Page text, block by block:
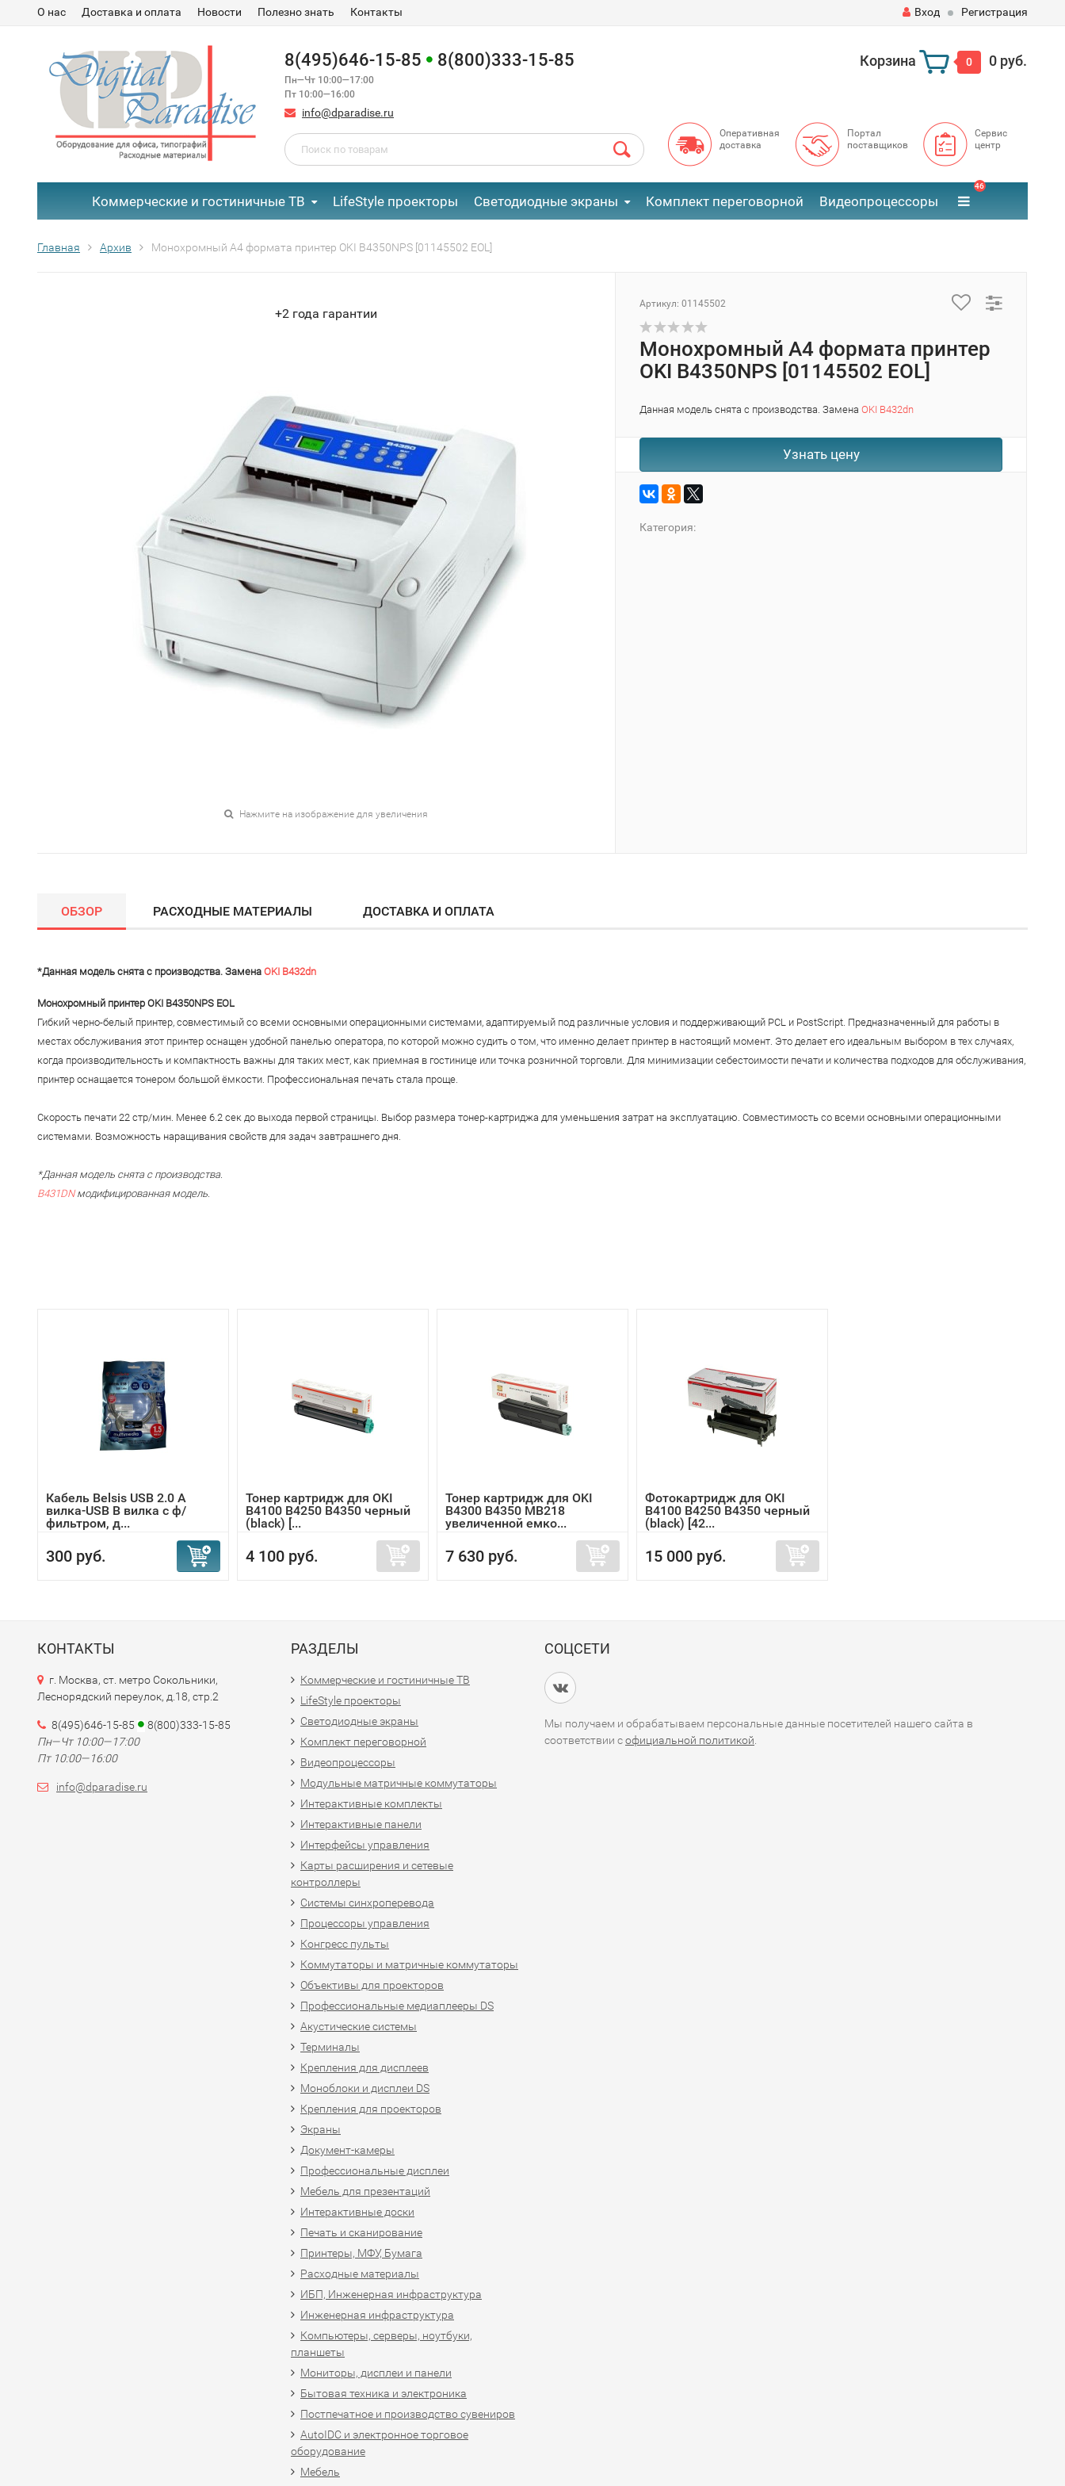
О нас Доставка и оплата Новости Полезно знать Контакты Вход Регистрация
8(495)646-15-85 8(800)333-15-85
Пн—Чт 10:00—17:00
Пт 10:00—16:00
info@dparadise.ru
Корзина 0 0 руб.
Оперативная
доставка
Портал
поставщиков
Сервис
центр
Коммерческие и гостиничные ТВ LifeStyle проекторы Светодиодные экраны Комплект переговорной Видеопроцессоры
46
Главная Архив Монохромный А4 формата принтер OKI B4350NPS [01145502 EOL]
+2 года гарантии
Нажмите на изображение для увеличения
Артикул: 01145502
Монохромный А4 формата принтер
OKI B4350NPS [01145502 EOL]
Данная модель снята с производства. Замена OKI B432dn
Узнать цену
Категория:
ОБЗОР РАСХОДНЫЕ МАТЕРИАЛЫ ДОСТАВКА И ОПЛАТА
*Данная модель снята с производства. Замена OKI B432dn
Монохромный принтер OKI B4350NPS EOL
Гибкий черно-белый принтер, совместимый со всеми основными операционными системами, адаптируемый под различные условия и поддерживающий PCL и PostScript. Предназначенный для работы в
местах обслуживания этот принтер оснащен удобной панелью оператора, по которой можно судить о том, что именно делает принтер в настоящий момент. Это делает его идеальным выбором в тех случаях,
когда производительность и компактность важны для таких мест, как приемная в гостинице или точка розничной торговли. Для минимизации себестоимости печати и количества подходов для обслуживания,
принтер оснащается тонером большой ёмкости. Профессиональная печать стала проще.
Скорость печати 22 стр/мин. Менее 6.2 сек до выхода первой страницы. Выбор размера тонер-картриджа для уменьшения затрат на эксплуатацию. Совместимость со всеми основными операционными
системами. Возможность наращивания свойств для задач завтрашнего дня.
*Данная модель снята с производства.
B431DNмодифицированная модель.
Кабель Belsis USB 2.0 A
вилка-USB B вилка c ф/
фильтром, д...
300 руб.
Тонер картридж для OKI
B4100 B4250 B4350 черный
(black) [...
4 100 руб.
Тонер картридж для OKI
B4300 B4350 MB218
увеличенной емко...
7 630 руб.
Фотокартридж для OKI
B4100 B4250 B4350 черный
(black) [42...
15 000 руб.
КОНТАКТЫ
г. Москва, ст. метро Сокольники,
Леснорядский переулок, д.18, стр.2
8(495)646-15-85
8(800)333-15-85
Пн—Чт 10:00—17:00
Пт 10:00—16:00
info@dparadise.ru
РАЗДЕЛЫ
Коммерческие и гостиничные ТВ
LifeStyle проекторы
Светодиодные экраны
Комплект переговорной
Видеопроцессоры
Модульные матричные коммутаторы
Интерактивные комплекты
Интерактивные панели
Интерфейсы управления
Карты расширения и сетевые
контроллеры
Системы синхроперевода
Процессоры управления
Конгресс пульты
Коммутаторы и матричные коммутаторы
Объективы для проекторов
Профессиональные медиаплееры DS
Акустические системы
Терминалы
Крепления для дисплеев
Моноблоки и дисплеи DS
Крепления для проекторов
Экраны
Документ-камеры
Профессиональные дисплеи
Мебель для презентаций
Интерактивные доски
Печать и сканирование
Принтеры, МФУ, Бумага
Расходные материалы
ИБП, Инженерная инфраструктура
Инженерная инфраструктура
Компьютеры, серверы, ноутбуки,
планшеты
Мониторы, дисплеи и панели
Бытовая техника и электроника
Постпечатное и производство сувениров
AutoIDC и электронное торговое
оборудование
Мебель
СОЦСЕТИ
Мы получаем и обрабатываем персональные данные посетителей нашего сайта в
соответствии софициальной политикой